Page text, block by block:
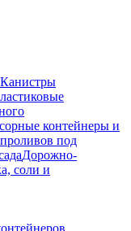
Канистры
контейнеры и
под
Дорожно-
соли и